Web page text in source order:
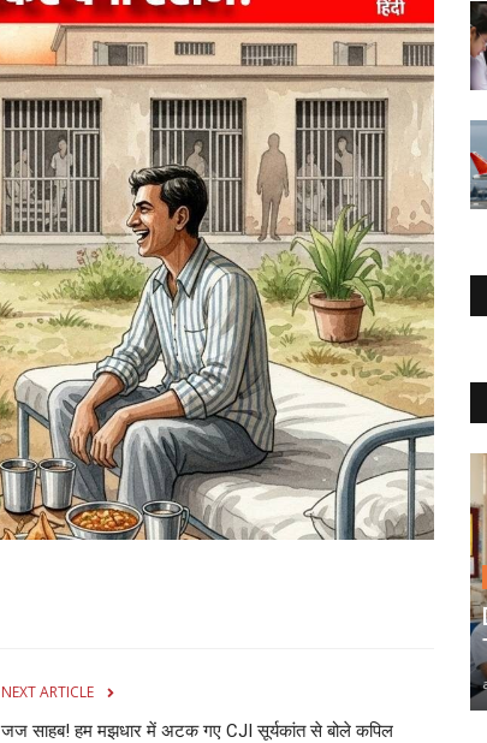
NEXT ARTICLE
जज साहब! हम मझधार में अटक गए CJI सूर्यकांत से बोले कपिल